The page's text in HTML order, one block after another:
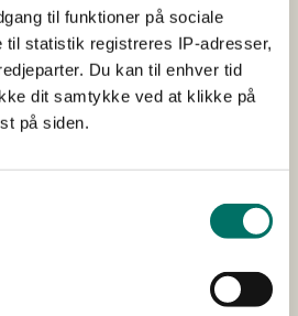
til funktioner på sociale
til statistik registreres IP-adresser,
Du kan til enhver tid
dit samtykke ved at klikke på
på siden.
leverandører af
og kommuner.
af EU via af Den Europæiske
(EGFL).
for Grøn Arealomlægning